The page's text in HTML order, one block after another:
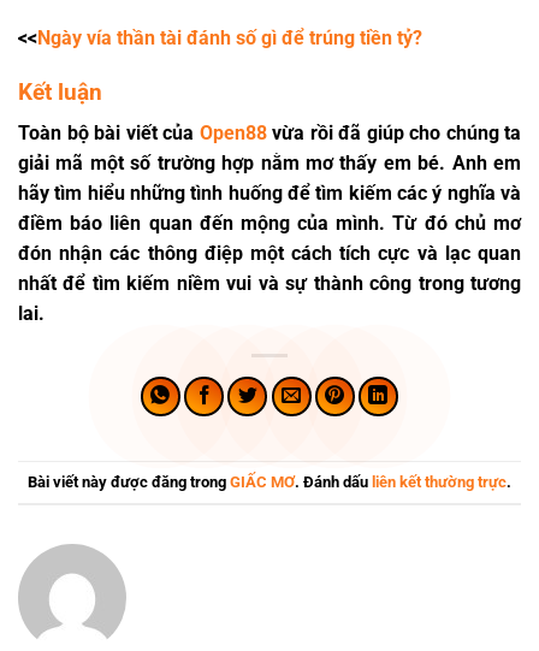
<<Ngày vía thần tài đánh số gì để trúng tiền tỷ?
Kết luận
Toàn bộ bài viết của Open88vừa rồi đã giúp cho chúng ta
giải mã một số trường hợp nằm mơ thấy em bé. Anh em
hãy tìm hiểu những tình huống để tìm kiếm các ý nghĩa và
điềm báo liên quan đến mộng của mình. Từ đó chủ mơ
đón nhận các thông điệp một cách tích cực và lạc quan
nhất để tìm kiếm niềm vui và sự thành công trong tương
lai.
Bài viết này được đăng trong GIẤC MƠ. Đánh dấu liên kết thường trực.